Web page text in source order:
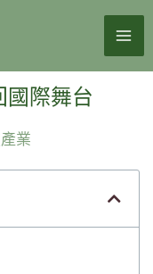
國際舞台
業